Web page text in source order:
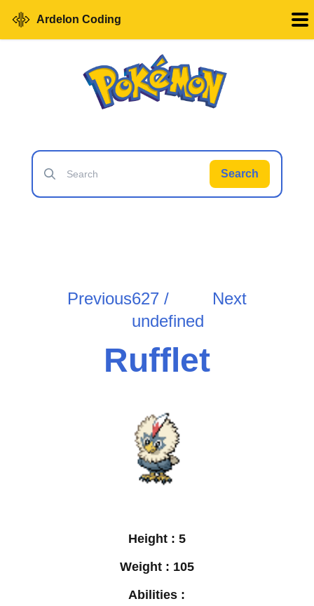
Ardelon Coding
Search
Previous627 /
undefined
Next
Rufflet
Height : 5
Weight : 105
Abilities :